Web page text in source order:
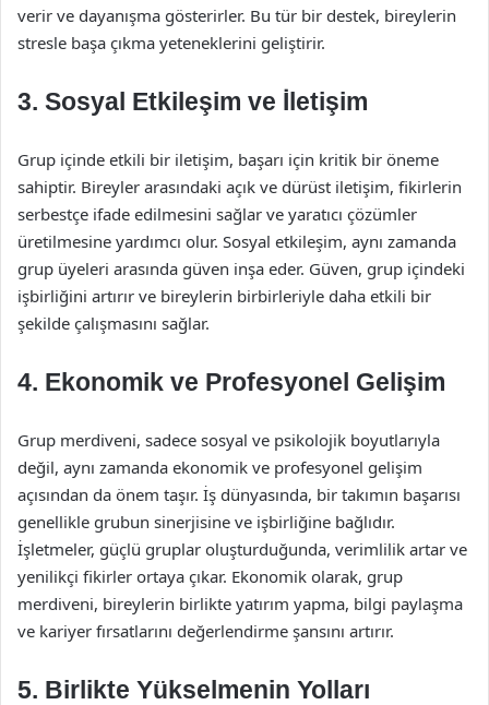
verir ve dayanışma gösterirler. Bu tür bir destek, bireylerin
stresle başa çıkma yeteneklerini geliştirir.
3. Sosyal Etkileşim ve İletişim
Grup içinde etkili bir iletişim, başarı için kritik bir öneme
sahiptir. Bireyler arasındaki açık ve dürüst iletişim, fikirlerin
serbestçe ifade edilmesini sağlar ve yaratıcı çözümler
üretilmesine yardımcı olur. Sosyal etkileşim, aynı zamanda
grup üyeleri arasında güven inşa eder. Güven, grup içindeki
işbirliğini artırır ve bireylerin birbirleriyle daha etkili bir
şekilde çalışmasını sağlar.
4. Ekonomik ve Profesyonel Gelişim
Grup merdiveni, sadece sosyal ve psikolojik boyutlarıyla
değil, aynı zamanda ekonomik ve profesyonel gelişim
açısından da önem taşır. İş dünyasında, bir takımın başarısı
genellikle grubun sinerjisine ve işbirliğine bağlıdır.
İşletmeler, güçlü gruplar oluşturduğunda, verimlilik artar ve
yenilikçi fikirler ortaya çıkar. Ekonomik olarak, grup
merdiveni, bireylerin birlikte yatırım yapma, bilgi paylaşma
ve kariyer fırsatlarını değerlendirme şansını artırır.
5. Birlikte Yükselmenin Yolları